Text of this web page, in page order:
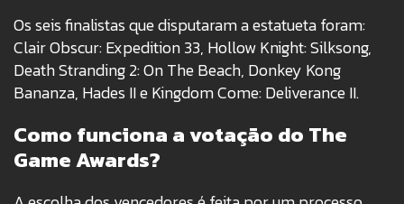
Os seis finalistas que disputaram a estatueta foram:
Clair Obscur: Expedition 33, Hollow Knight: Silksong,
Death Stranding 2: On The Beach, Donkey Kong
Bananza, Hades II e Kingdom Come: Deliverance II.
Como funciona a votação do The
Game Awards?